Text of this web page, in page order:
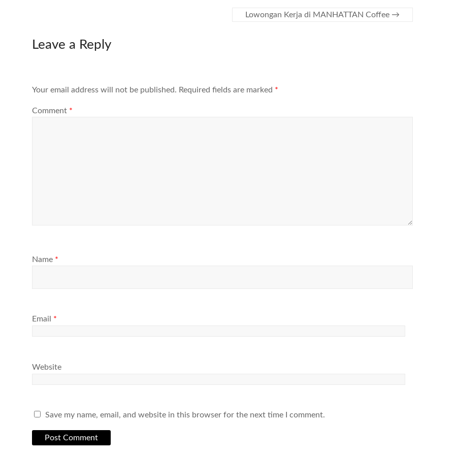
Lowongan Kerja di MANHATTAN Coffee →
Leave a Reply
Your email address will not be published. Required fields are marked *
Comment *
Name *
Email *
Website
Save my name, email, and website in this browser for the next time I comment.